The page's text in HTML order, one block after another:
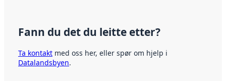
Fann du det du leitte etter?
Ta kontakt med oss her, eller spør om hjelp i
Datalandsbyen.